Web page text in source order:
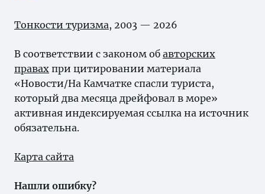
Тонкости туризма, 2003 — 2026
В соответствии с законом об авторских
правах при цитировании материала
«Новости/На Камчатке спасли туриста,
который два месяца дрейфовал в море»
активная индексируемая ссылка на источник
обязательна.
Карта сайта
Нашли ошибку?